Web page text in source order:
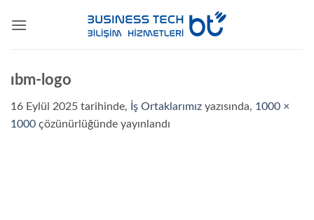
atla
ıbm-logo
16 Eylül 2025 tarihinde, İş Ortaklarımız yazısında, 1000 ×
1000 çözünürlüğünde yayınlandı